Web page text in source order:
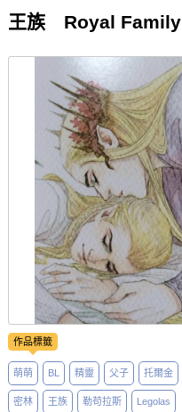
會員功能選單
會員中心
註冊會員
登入
王族 Royal Family
作品標籤
萌萌 BL 精靈 父子 托爾金
密林 王族 勒苟拉斯 Legolas